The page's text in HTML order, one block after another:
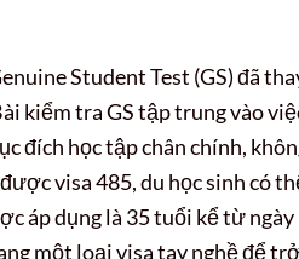
Student Test (GS) đã
kiểm tra GS tập trung vào
đích học tập chân chính,
visa 485, du học sinh có
áp dụng là 35 tuổi kể từ
một loại visa tay nghề để